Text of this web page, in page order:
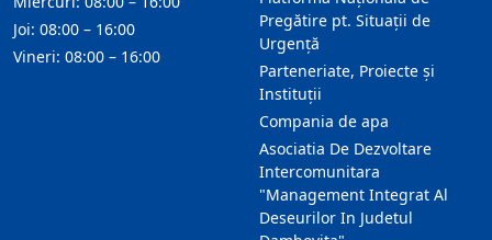
Pregătire pt. Situații de
Urgență
Parteneriate, Proiecte și
Instituții
Compania de apa
Asociatia De Dezvoltare
Intercomunitara
"Management Integrat Al
Deseurilor In Judetul
Joi: 08:00 – 16:00
Vineri: 08:00 – 16:00